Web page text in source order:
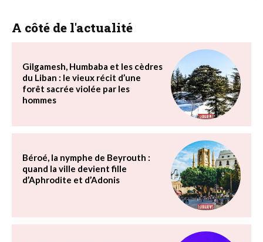
A côté de l'actualité
Gilgamesh, Humbaba et les cèdres
du Liban : le vieux récit d’une
forêt sacrée violée par les
hommes
Béroé, la nymphe de Beyrouth :
quand la ville devient fille
d’Aphrodite et d’Adonis